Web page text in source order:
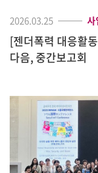
2026.03.25 사
[젠더폭력 대응활
다음, 중간보고회